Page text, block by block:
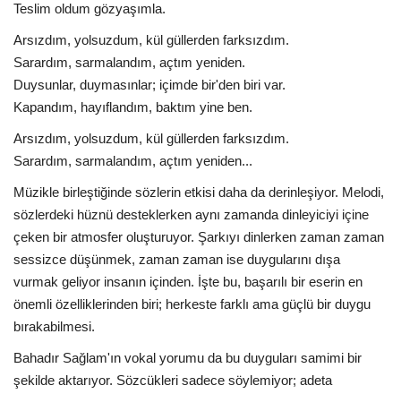
Teslim oldum gözyaşımla.
Arsızdım, yolsuzdum, kül güllerden farksızdım.
Sarardım, sarmalandım, açtım yeniden.
Duysunlar, duymasınlar; içimde bir'den biri var.
Kapandım, hayıflandım, baktım yine ben.
Arsızdım, yolsuzdum, kül güllerden farksızdım.
Sarardım, sarmalandım, açtım yeniden...
Müzikle birleştiğinde sözlerin etkisi daha da derinleşiyor. Melodi,
sözlerdeki hüznü desteklerken aynı zamanda dinleyiciyi içine
çeken bir atmosfer oluşturuyor. Şarkıyı dinlerken zaman zaman
sessizce düşünmek, zaman zaman ise duygularını dışa
vurmak geliyor insanın içinden. İşte bu, başarılı bir eserin en
önemli özelliklerinden biri; herkeste farklı ama güçlü bir duygu
bırakabilmesi.
Bahadır Sağlam'ın vokal yorumu da bu duyguları samimi bir
şekilde aktarıyor. Sözcükleri sadece söylemiyor; adeta